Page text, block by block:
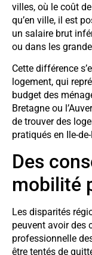
villes, où le coût
qu’en ville, il est
un salaire brut
ou dans les
Cette différence
logement, qui
budget des
Bretagne ou
de trouver des
pratiqués en Ile-
Des
mobilité
Les disparités
peuvent avoir des
professionnelle
être tentés de